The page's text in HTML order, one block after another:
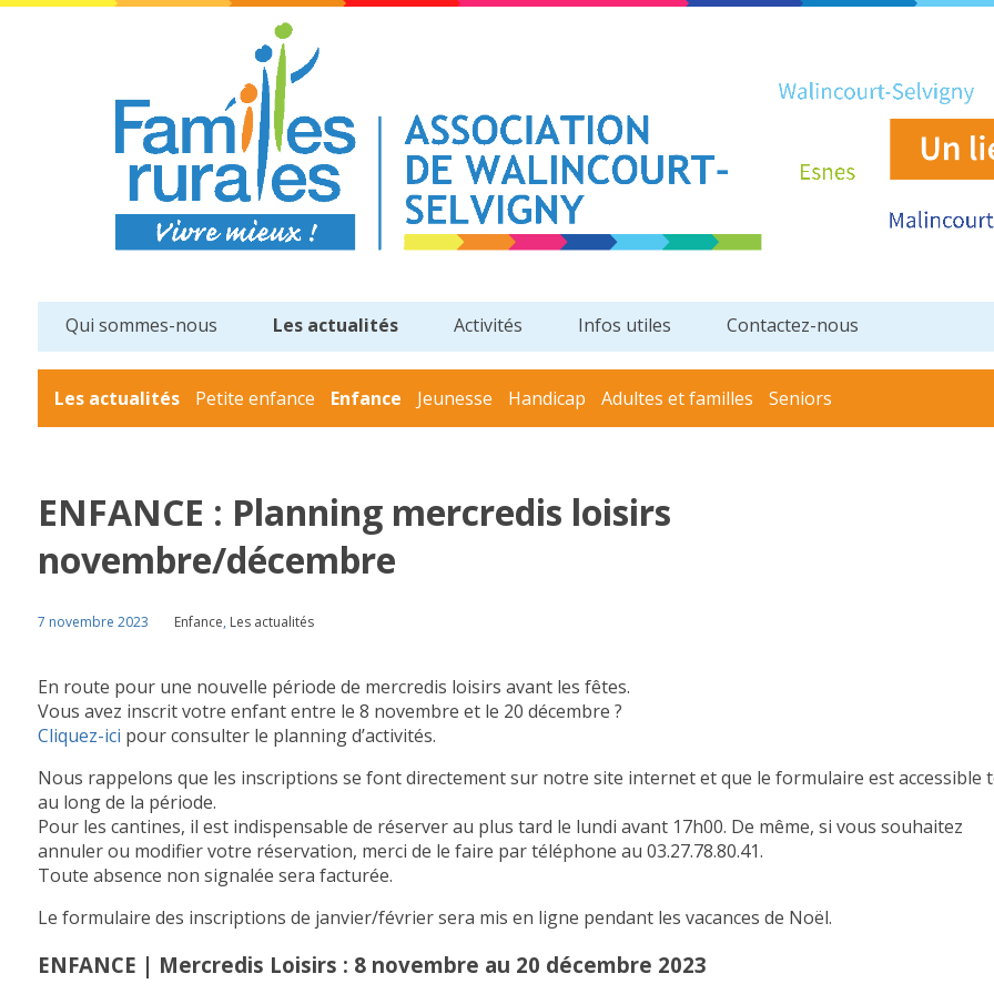
Qui sommes-nous Les actualités Activités Infos utiles Contactez-nous
Les actualités Petite enfance Enfance Jeunesse Handicap Adultes et familles Seniors
ENFANCE : Planning mercredis loisirs
novembre/décembre
7 novembre 2023 Enfance, Les actualités
En route pour une nouvelle période de mercredis loisirs avant les fêtes.
Vous avez inscrit votre enfant entre le 8 novembre et le 20 décembre ?
Cliquez-ici pour consulter le planning d’activités.
Nous rappelons que les inscriptions se font directement sur notre site internet et que le formulaire est accessible
au long de la période.
Pour les cantines, il est indispensable de réserver au plus tard le lundi avant 17h00. De même, si vous souhaitez
annuler ou modifier votre réservation, merci de le faire par téléphone au 03.27.78.80.41.
Toute absence non signalée sera facturée.
Le formulaire des inscriptions de janvier/février sera mis en ligne pendant les vacances de Noël.
ENFANCE | Mercredis Loisirs : 8 novembre au 20 décembre 2023